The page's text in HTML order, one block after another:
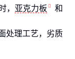
， 亚克力板
和
处理工艺，劣质